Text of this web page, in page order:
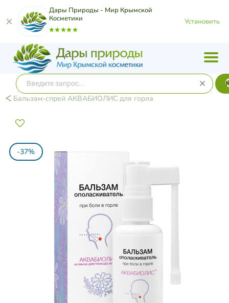
Дары Природы - Мир Крымской
Косметики
Установить
Бальзам-спрей АКВАБИОЛИС для горла
-37%